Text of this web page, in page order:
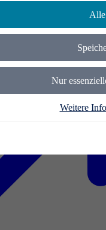
Alle
Nur
Weitere